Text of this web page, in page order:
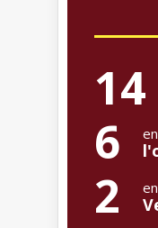
14
6
2